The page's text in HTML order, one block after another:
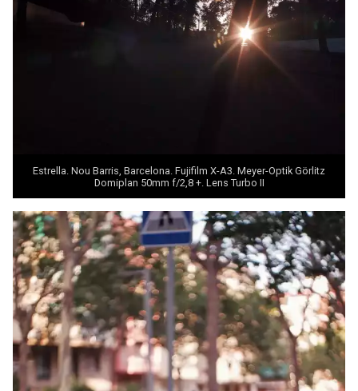
Estrella. Nou Barris, Barcelona. Fujifilm X-A3. Meyer-Optik Görlitz
Domiplan 50mm f/2,8 +. Lens Turbo II